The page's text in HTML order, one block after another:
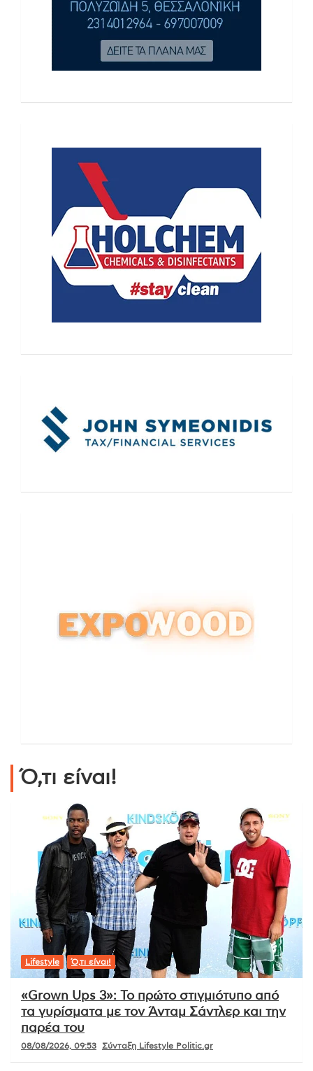
Ό,τι είναι!
Lifestyle Ό,τι είναι!
«Grown Ups 3»: Το πρώτο στιγμιότυπο από
τα γυρίσματα με τον Άνταμ Σάντλερ και την
παρέα του
08/08/2026, 09:53 Σύνταξη Lifestyle Politic.gr